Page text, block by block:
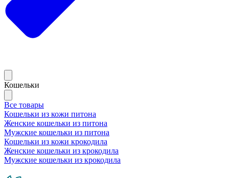
Кошельки
Все товары
Кошельки из кожи питона
Женские кошельки из питона
Мужские кошельки из питона
Кошельки из кожи крокодила
Женские кошельки из крокодила
Мужские кошельки из крокодила